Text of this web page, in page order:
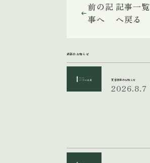
前の記
事へ
記事一覧
へ戻る
最新のお知らせ
夏季休業のお知らせ
2026.8.7